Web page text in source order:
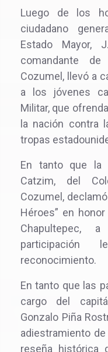
Luego de los
ciudadano
Estado Mayor,
comandante
Cozumel, llevó a
a los jóvenes
Militar, que
la nación contra
tropas
En tanto que la
Catzim, del
Cozumel,
Héroes” en
Chapultepec,
reconocimiento.
En tanto que las
cargo del
Gonzalo Piña
adiestramiento
reseña histórica